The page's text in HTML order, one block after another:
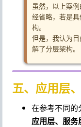
虽然，以上案
经省略，若是
构。
但是，我认为
解了分层架构。
五、应用层
在参考不同的
应用层、服